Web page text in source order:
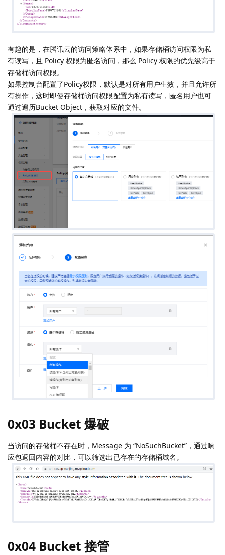
有趣的是，在腾讯云的访问策略体系中，如果存储桶访问权限为私
有读写，且 Policy 权限为匿名访问，那么 Policy 权限的优先级高于
存储桶访问权限。
如果控制台配置了Policy权限，默认是对所有用户生效，并且允许所
有操作，这时即使存储桶访问权限配置为私有读写，匿名用户也可
通过遍历Bucket Object，获取对应的文件。
0x03 Bucket 爆破
当访问的存储桶不存在时，Message 为 “NoSuchBucket”，通过响
应包返回内容的对比，可以筛选出已存在的存储桶域名。
0x04 Bucket 接管